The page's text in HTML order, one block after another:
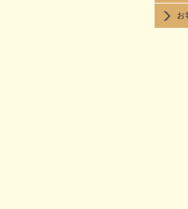
お